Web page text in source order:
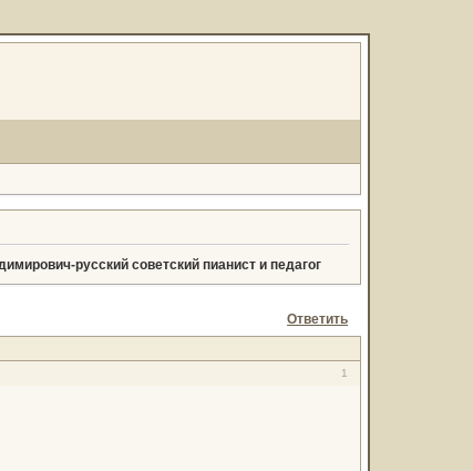
русский советский пианист и педагог
Ответить
1